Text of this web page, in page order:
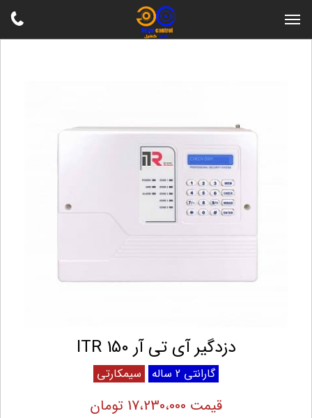
دزدگیر آی تی آر 150 ITR
گارانتی 2 ساله سیمکارتی
قیمت 17،230،000 تومان